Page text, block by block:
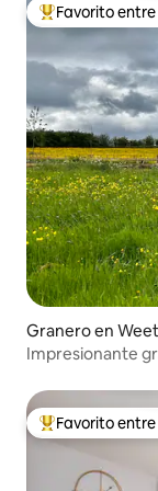
Favorito entre
Favorito
Granero en
Impresionante
Favorito entre
Favorito